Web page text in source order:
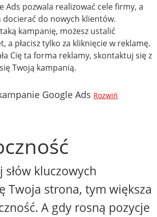
Ads pozwala realizować cele firmy, a
docierać do nowych klientów.
kampanię, możesz ustalić
a płacisz tylko za kliknięcie w reklamę.
Cię ta forma reklamy, skontaktuj się z
Twoją kampanią.
Google Ads Rozwiń
słów kluczowych
Twoja strona, tym większa
A gdy rosną pozycje